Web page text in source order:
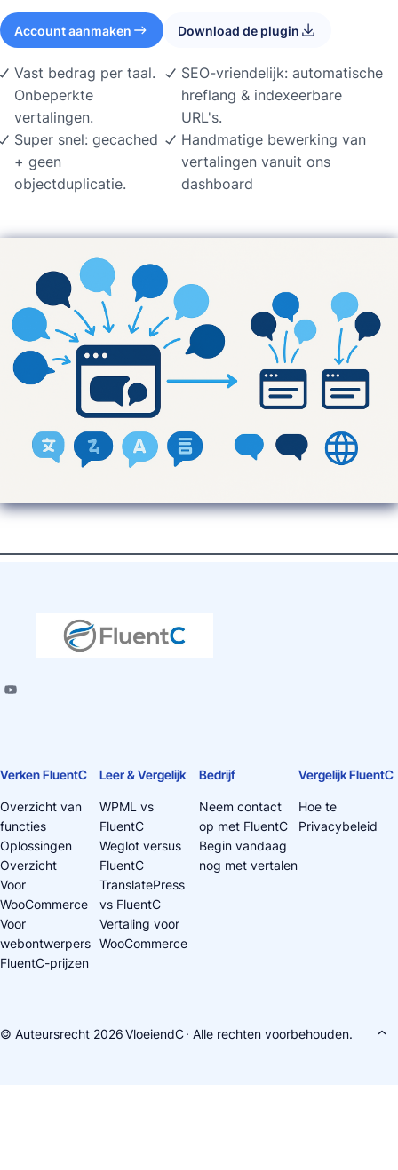
Account aanmaken Download de plugin
Vast bedrag per taal.
Onbeperkte
vertalingen.
Super snel: gecached
+ geen
objectduplicatie.
SEO-vriendelijk: automatische
hreflang & indexeerbare
URL's.
Handmatige bewerking van
vertalingen vanuit ons
dashboard
Verken FluentC
Overzicht van
functies
Oplossingen
Overzicht
Voor
WooCommerce
Voor
webontwerpers
FluentC-prijzen
Leer & Vergelijk
WPML vs
FluentC
Weglot versus
FluentC
TranslatePress
vs FluentC
Vertaling voor
WooCommerce
Bedrijf
Neem contact
op met FluentC
Begin vandaag
nog met vertalen
Vergelijk FluentC
Hoe te
Privacybeleid
© Auteursrecht 2026VloeiendC· Alle rechten voorbehouden.